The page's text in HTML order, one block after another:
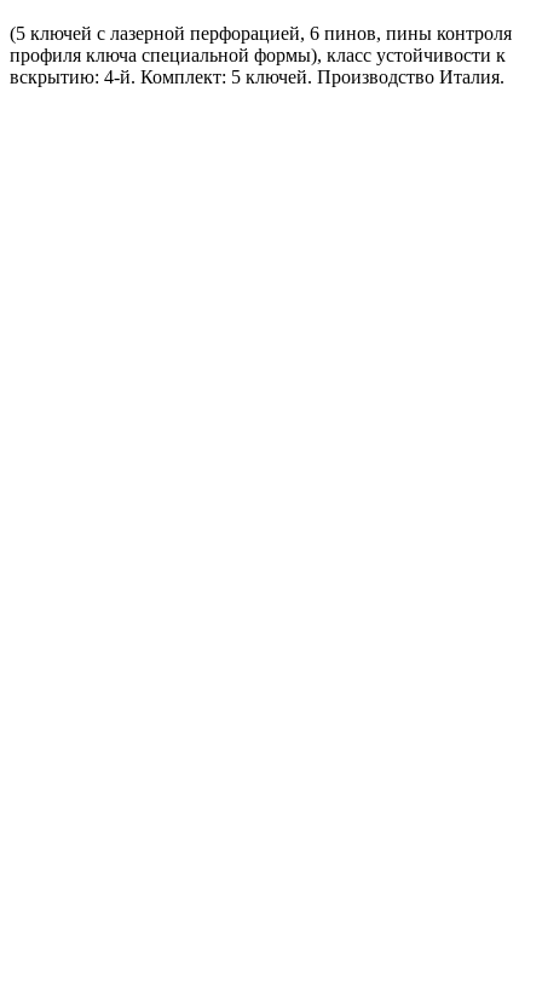
(5 ключей с лазерной перфорацией, 6 пинов, пины контроля
профиля ключа специальной формы), класс устойчивости к
вскрытию: 4-й. Комплект: 5 ключей. Производство Италия.